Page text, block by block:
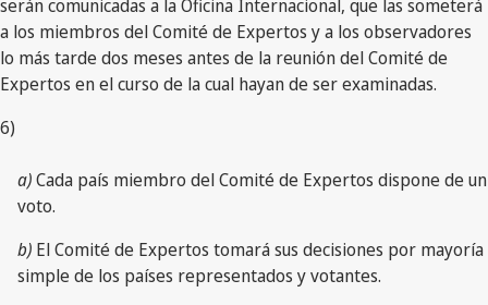
serán comunicadas a la Oficina Internacional, que las someterá
a los miembros del Comité de Expertos y a los observadores
lo más tarde dos meses antes de la reunión del Comité de
Expertos en el curso de la cual hayan de ser examinadas.
6)
a)Cada país miembro del Comité de Expertos dispone de un
voto.
b) El Comité de Expertos tomará sus decisiones por mayoría
simple de los países representados y votantes.